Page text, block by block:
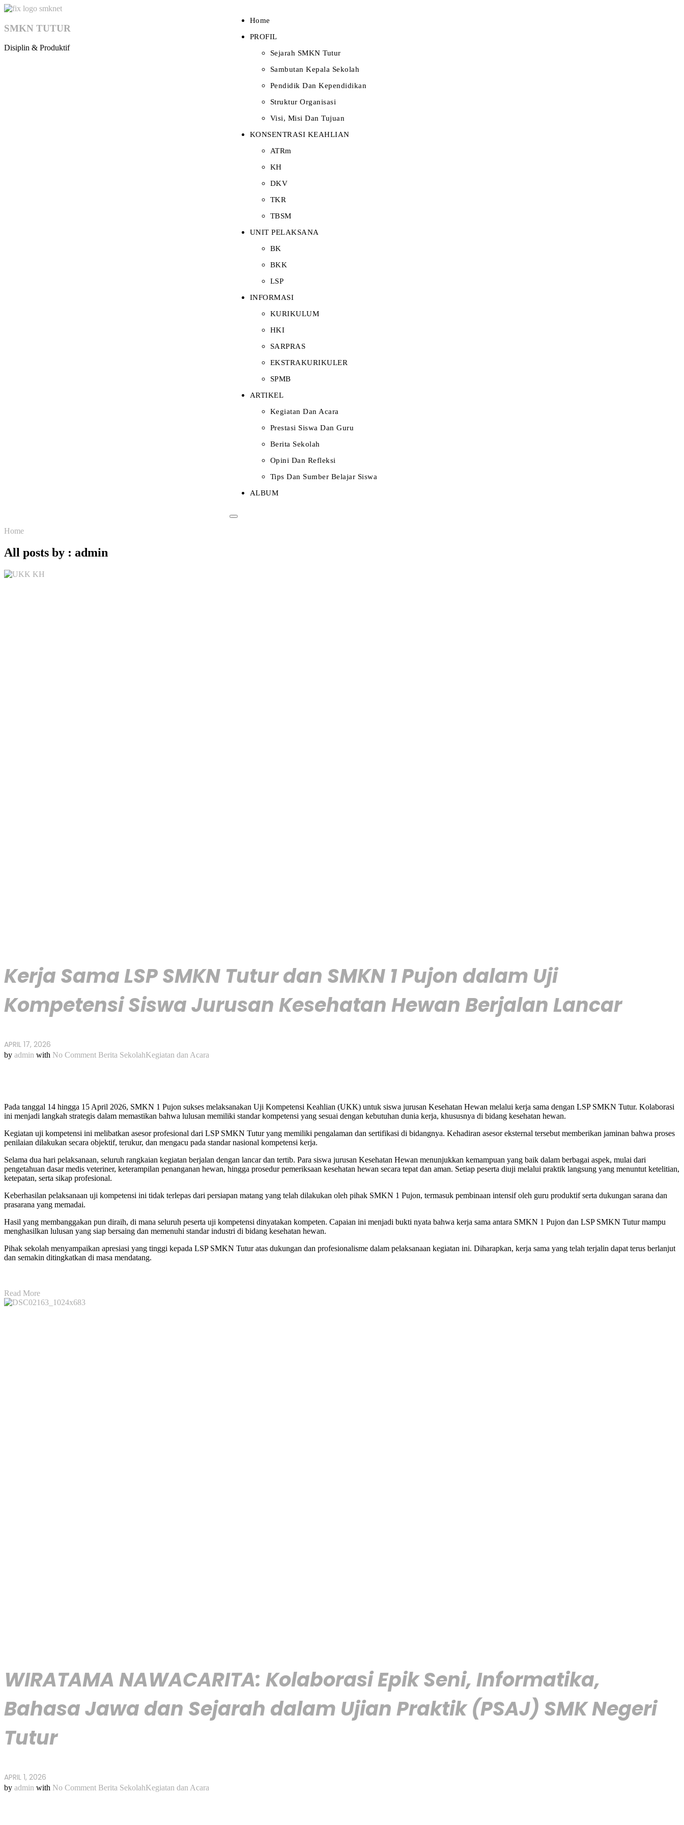
SMKN TUTUR
Disiplin & Produktif
Home
PROFIL
Sejarah SMKN Tutur
Sambutan Kepala Sekolah
Pendidik Dan Kependidikan
Struktur Organisasi
Visi, Misi Dan Tujuan
KONSENTRASI KEAHLIAN
ATRm
KH
DKV
TKR
TBSM
UNIT PELAKSANA
BK
BKK
LSP
INFORMASI
KURIKULUM
HKI
SARPRAS
EKSTRAKURIKULER
SPMB
ARTIKEL
Kegiatan Dan Acara
Prestasi Siswa Dan Guru
Berita Sekolah
Opini Dan Refleksi
Tips Dan Sumber Belajar Siswa
ALBUM
Home
All posts by : admin
Kerja Sama LSP SMKN Tutur dan SMKN 1 Pujon dalam Uji
Kompetensi Siswa Jurusan Kesehatan Hewan Berjalan Lancar
APRIL 17, 2026
by admin with No Comment Berita SekolahKegiatan dan Acara
Pada tanggal 14 hingga 15 April 2026, SMKN 1 Pujon sukses melaksanakan Uji Kompetensi Keahlian (UKK) untuk siswa jurusan Kesehatan Hewan melalui kerja sama dengan LSP SMKN Tutur. Kolaborasi
ini menjadi langkah strategis dalam memastikan bahwa lulusan memiliki standar kompetensi yang sesuai dengan kebutuhan dunia kerja, khususnya di bidang kesehatan hewan.
Kegiatan uji kompetensi ini melibatkan asesor profesional dari LSP SMKN Tutur yang memiliki pengalaman dan sertifikasi di bidangnya. Kehadiran asesor eksternal tersebut memberikan jaminan bahwa proses
penilaian dilakukan secara objektif, terukur, dan mengacu pada standar nasional kompetensi kerja.
Selama dua hari pelaksanaan, seluruh rangkaian kegiatan berjalan dengan lancar dan tertib. Para siswa jurusan Kesehatan Hewan menunjukkan kemampuan yang baik dalam berbagai aspek, mulai dari
pengetahuan dasar medis veteriner, keterampilan penanganan hewan, hingga prosedur pemeriksaan kesehatan hewan secara tepat dan aman. Setiap peserta diuji melalui praktik langsung yang menuntut ketelitian,
ketepatan, serta sikap profesional.
Keberhasilan pelaksanaan uji kompetensi ini tidak terlepas dari persiapan matang yang telah dilakukan oleh pihak SMKN 1 Pujon, termasuk pembinaan intensif oleh guru produktif serta dukungan sarana dan
prasarana yang memadai.
Hasil yang membanggakan pun diraih, di mana seluruh peserta uji kompetensi dinyatakan kompeten. Capaian ini menjadi bukti nyata bahwa kerja sama antara SMKN 1 Pujon dan LSP SMKN Tutur mampu
menghasilkan lulusan yang siap bersaing dan memenuhi standar industri di bidang kesehatan hewan.
Pihak sekolah menyampaikan apresiasi yang tinggi kepada LSP SMKN Tutur atas dukungan dan profesionalisme dalam pelaksanaan kegiatan ini. Diharapkan, kerja sama yang telah terjalin dapat terus berlanjut
dan semakin ditingkatkan di masa mendatang.
Read More
WIRATAMA NAWACARITA: Kolaborasi Epik Seni, Informatika,
Bahasa Jawa dan Sejarah dalam Ujian Praktik (PSAJ) SMK Negeri
Tutur
APRIL 1, 2026
by admin with No Comment Berita SekolahKegiatan dan Acara